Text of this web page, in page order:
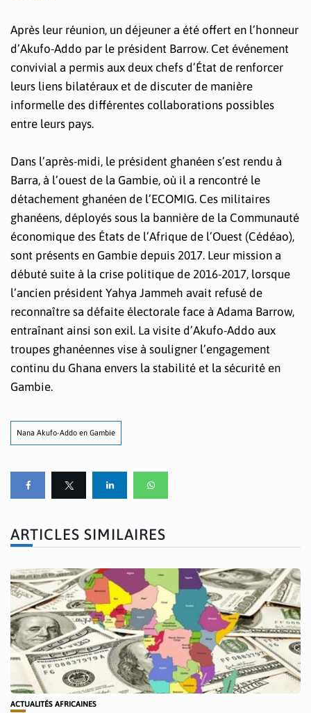
Après leur réunion, un déjeuner a été offert en l’honneur
d’Akufo-Addo par le président Barrow. Cet événement
convivial a permis aux deux chefs d’État de renforcer
leurs liens bilatéraux et de discuter de manière
informelle des différentes collaborations possibles
entre leurs pays.
Dans l’après-midi, le président ghanéen s’est rendu à
Barra, à l’ouest de la Gambie, où il a rencontré le
détachement ghanéen de l’ECOMIG. Ces militaires
ghanéens, déployés sous la bannière de la Communauté
économique des États de l’Afrique de l’Ouest (Cédéao),
sont présents en Gambie depuis 2017. Leur mission a
débuté suite à la crise politique de 2016-2017, lorsque
l’ancien président Yahya Jammeh avait refusé de
reconnaître sa défaite électorale face à Adama Barrow,
entraînant ainsi son exil. La visite d’Akufo-Addo aux
troupes ghanéennes vise à souligner l’engagement
continu du Ghana envers la stabilité et la sécurité en
Gambie.
Nana Akufo-Addo en Gambie
ARTICLES SIMILAIRES
ACTUALITÉS AFRICAINES